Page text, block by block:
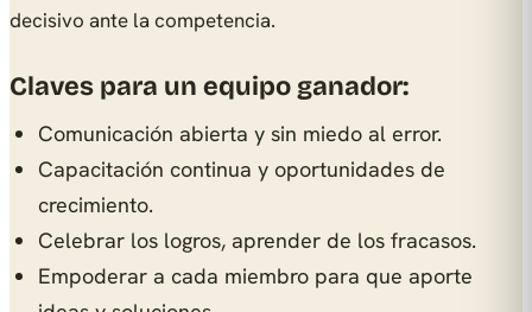
decisivo ante la competencia.
Claves para un equipo ganador:
Comunicación abierta y sin miedo al error.
Capacitación continua y oportunidades de
crecimiento.
Celebrar los logros, aprender de los fracasos.
Empoderar a cada miembro para que aporte